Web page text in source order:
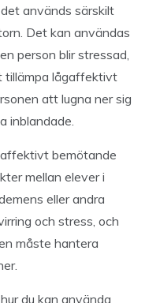
används särskilt
Det kan användas
person blir stressad,
tillämpa lågaffektivt
att lugna ner sig
inblandade.
bemötande
mellan elever i
eller andra
och stress, och
måste hantera
du kan använda